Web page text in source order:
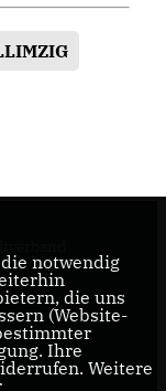
notwendig
die uns
(Website-
Ihre
Weitere